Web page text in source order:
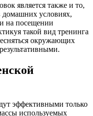
является также и то,
домашних условиях,
на посещении
такой вид тренинга
окружающих
эффективными только
используемых